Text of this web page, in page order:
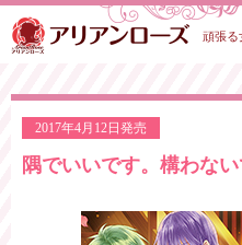
頑張る
2017年4月12日発売
隅でいいです。構わな